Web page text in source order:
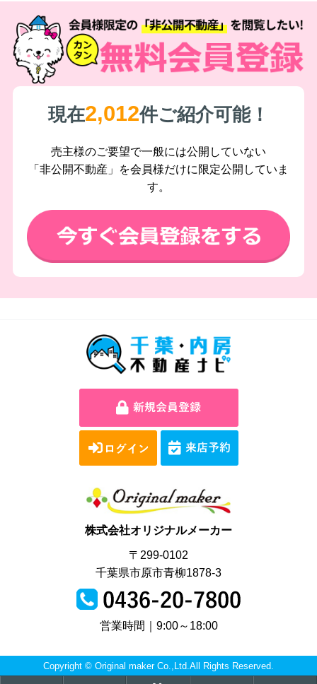
現在2,012件ご紹介可能！
売主様のご要望で一般には公開していない
「非公開不動産」を会員様だけに限定公開していま
す。
株式会社オリジナルメーカー
〒299-0102
千葉県市原市青柳1878-3
営業時間｜9:00～18:00
Copyright © Original maker Co.,Ltd.All Rights Reserved.